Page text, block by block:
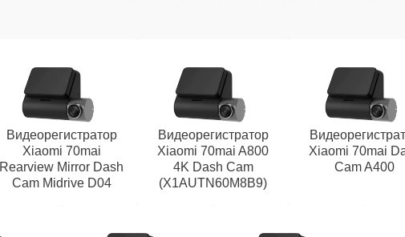
Видеорегистратор
Xiaomi 70mai
Rearview Mirror Dash
Cam Midrive D04
Видеорегистратор
Xiaomi 70mai A800
4K Dash Cam
(X1AUTN60M8B9)
Xiaomi 70mai
Cam A400